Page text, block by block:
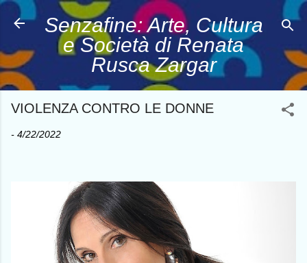
Passa ai contenuti principali
Senzafine: Arte, Cultura
e Società di Renata
Rusca Zargar
VIOLENZA CONTRO LE DONNE
- 4/22/2022